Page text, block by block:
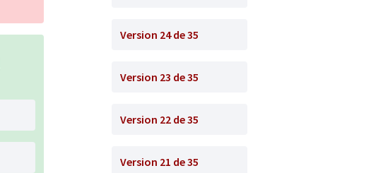
Version 24 de 35
Version 23 de 35
Version 22 de 35
Version 21 de 35